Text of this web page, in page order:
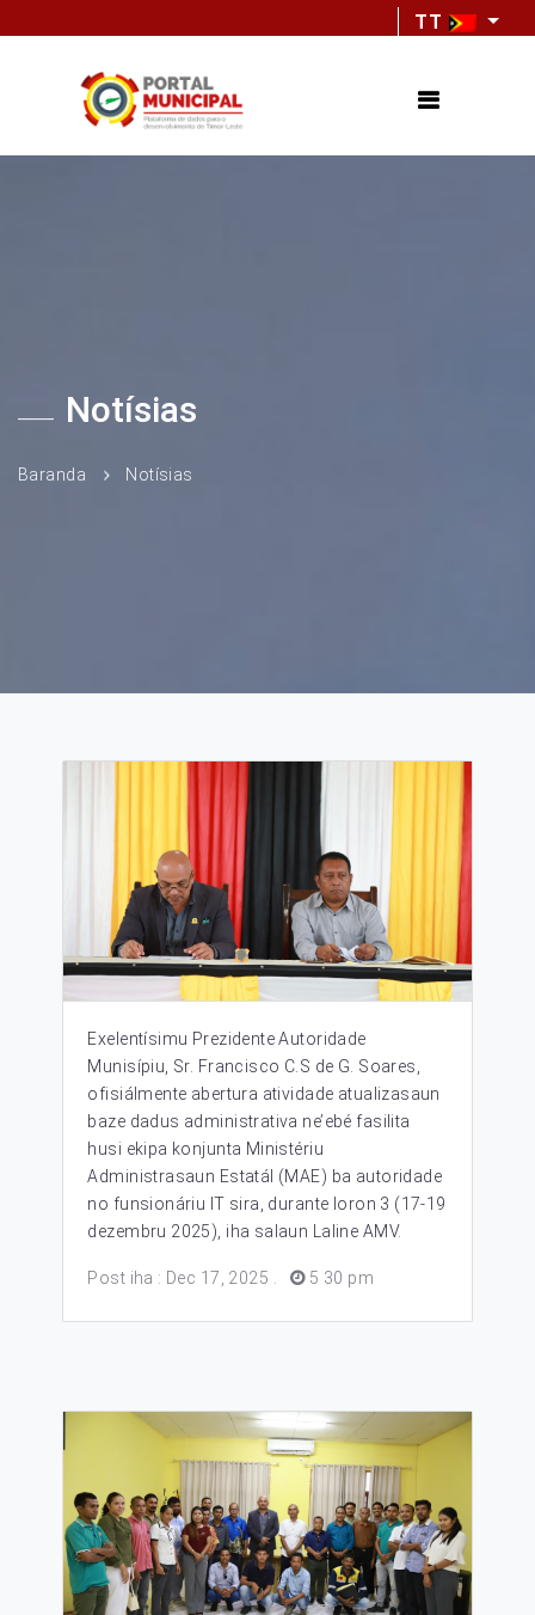
TT
Notísias
Baranda Notísias
Exelentísimu Prezidente Autoridade
Munisípiu, Sr. Francisco C.S de G. Soares,
ofisiálmente abertura atividade atualizasaun
baze dadus administrativa ne’ebé fasilita
husi ekipa konjunta Ministériu
Administrasaun Estatál (MAE) ba autoridade
no funsionáriu IT sira, durante loron 3 (17-19
dezembru 2025), iha salaun Laline AMV.
Post iha : Dec 17, 2025 5 30 pm